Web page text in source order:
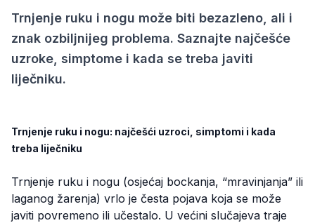
Trnjenje ruku i nogu može biti bezazleno, ali i
znak ozbiljnijeg problema. Saznajte najčešće
uzroke, simptome i kada se treba javiti
liječniku.
Trnjenje ruku i nogu: najčešći uzroci, simptomi i kada
treba liječniku
Trnjenje ruku i nogu (osjećaj bockanja, “mravinjanja” ili
laganog žarenja) vrlo je česta pojava koja se može
javiti povremeno ili učestalo. U većini slučajeva traje